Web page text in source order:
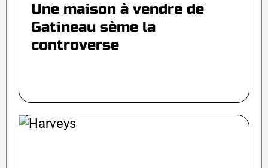
Une maison à vendre de
Gatineau sème la
controverse